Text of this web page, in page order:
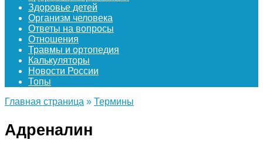
Здоровье детей
Организм человека
Ответы на вопросы
Отношения
Травмы и ортопедия
Калькуляторы
Новости России
Топы
Главная страница » Термины
Адреналин